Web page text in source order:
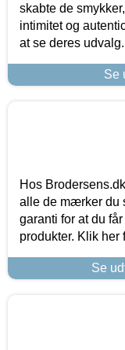
skabte de
intimitet og
at se deres udvalg.
Se
Hos
alle de mærker du
garanti for at du
produkter. Klik her
Se